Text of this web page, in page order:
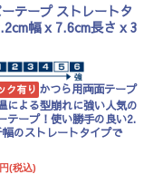
テープ ストレートタ
幅 x 7.6cm長さ x 3
ク有り かつら用両面テープ
による型崩れに強い人気の
テープ！使い勝手の良い2.
幅のストレートタイプで
(税込)